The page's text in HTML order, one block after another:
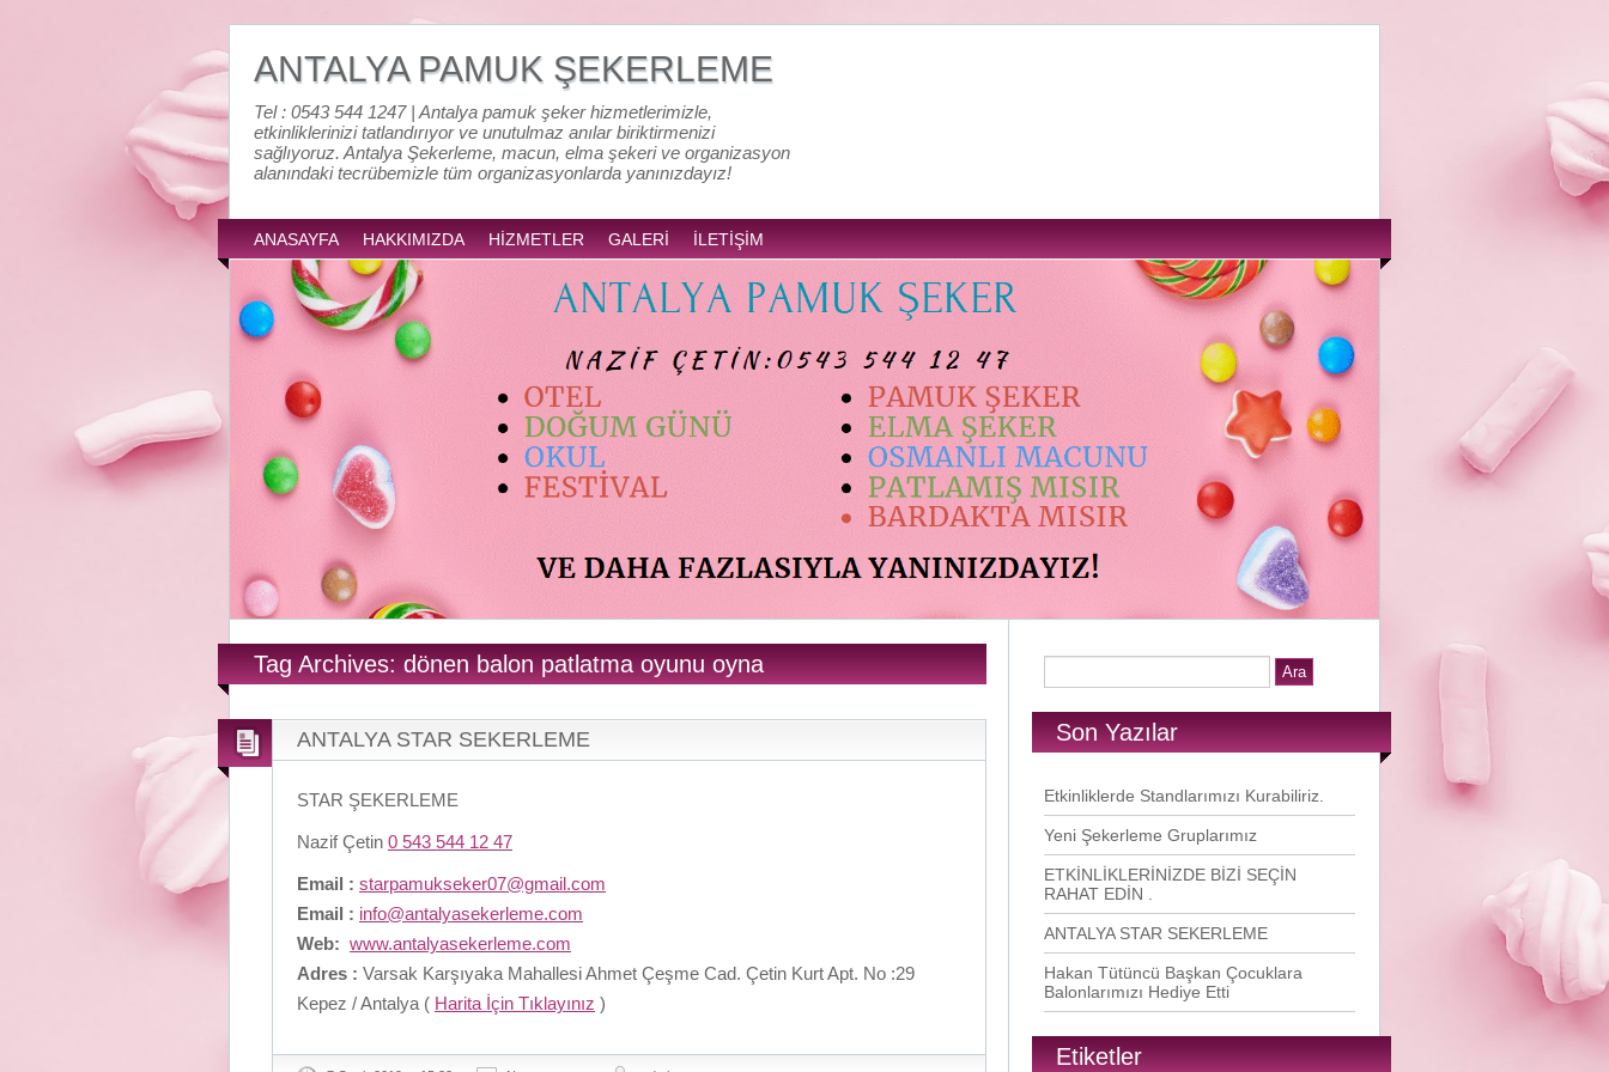
ANTALYA PAMUK ŞEKERLEME
Tel : 0543 544 1247 | Antalya pamuk şeker hizmetlerimizle,
etkinliklerinizi tatlandırıyor ve unutulmaz anılar biriktirmenizi
sağlıyoruz. Antalya Şekerleme, macun, elma şekeri ve organizasyon
alanındaki tecrübemizle tüm organizasyonlarda yanınızdayız!
ANASAYFA HAKKIMIZDA HİZMETLER GALERİ İLETİŞİM
Tag Archives: dönen balon patlatma oyunu oyna
ANTALYA STAR SEKERLEME
STAR ŞEKERLEME
Nazif Çetin 0 543 544 12 47
Email : starpamukseker07@gmail.com
Email : info@antalyasekerleme.com
Web: www.antalyasekerleme.com
Adres : Varsak Karşıyaka Mahallesi Ahmet Çeşme Cad. Çetin Kurt Apt. No :29
Kepez / Antalya ( Harita İçin Tıklayınız )
Son Yazılar
Etkinliklerde Standlarımızı Kurabiliriz.
Yeni Şekerleme Gruplarımız
ETKİNLİKLERİNİZDE BİZİ SEÇİN
RAHAT EDİN .
ANTALYA STAR SEKERLEME
Hakan Tütüncü Başkan Çocuklara
Balonlarımızı Hediye Etti
Etiketler